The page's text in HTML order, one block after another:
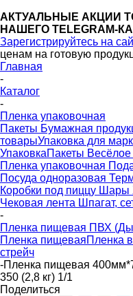
АКТУАЛЬНЫЕ АКЦИИ
НАШЕГО TELEGRAM-
Зарегистрируйтесь на
ценам на готовую
Главная
-
Каталог
-
Пленка упаковочная
Пакеты Бумажная
товарыУпаковка для
УпаковкаПакеты
Пленка упаковочная
Посуда одноразовая
Коробки под пиццу Шары
Чековая лента Шпагат,
-
Пленка пищевая ПВХ
Пленка пищеваяПленка
стрейч
-Пленка пищевая
350 (2,8 кг) 1/1
Поделиться